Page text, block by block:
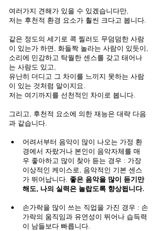
여러가지 견해가 있을 수 있겠습니다만,
저는 후천적 환경 요소가 훨씬 크다고 봅니다.
같은 정도의 세기로 콕 찔러도 무덤덤한 사람
이 있는가 하면, 화들짝 놀라는 사람이 있듯이,
소리에 민감하고 탁월한 센스를 갖고 태어나
는 사람도 있고,
유난히 더디고 그 차이를 느끼지 못하는 사람
이 있는 것처럼 말이지요.
저는 여기까지를 선천적인 차이로 봅니다.
그리고, 후천적 요소에 의한 재능은 대략 다음
과 같습니다.
어려서부터 음악이 많이 나오는 가정 환
경에서 자랐거나 본인이 음악자체를 매
우 좋아하고 많이 찾아 듣는 경우 : 가장
이상적인 케이스로, 음악적인 기본 센스
가 뛰어납니다. 좋은 음악을 많이 듣기만
해도, 나의 실력은 놀랍도록 향상됩니다.
손가락을 많이 쓰는 직업을 가진 경우 : 손
가락의 움직임과 유연성이 뛰어나 습득력
이 남들보다 빠릅니다.